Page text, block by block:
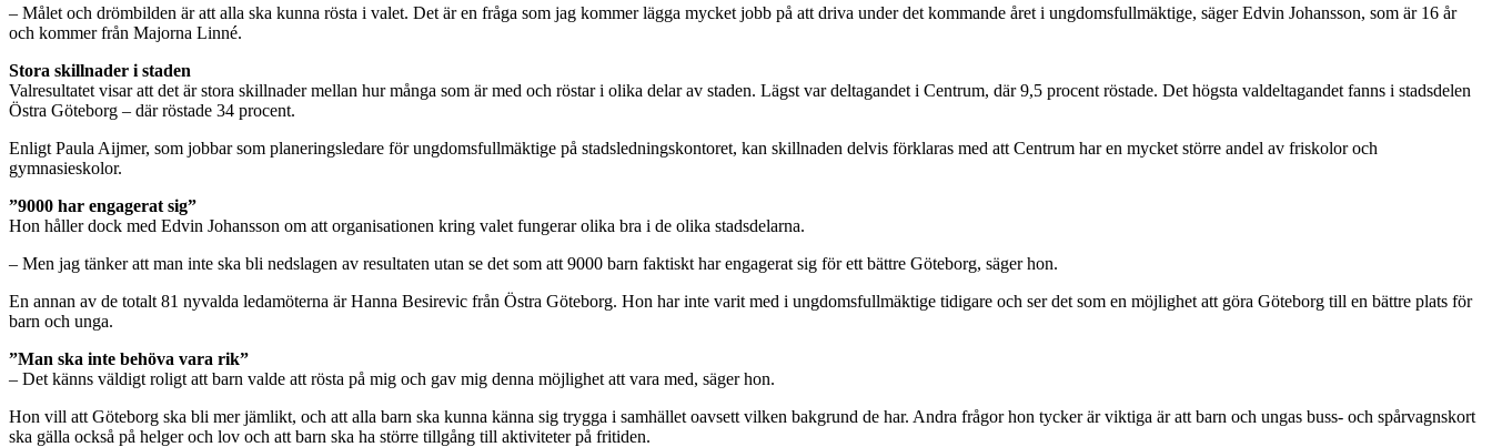
– Målet och drömbilden är att alla ska kunna rösta i valet. Det är en fråga som jag kommer lägga mycket jobb på att driva under det kommande året i ungdomsfullmäktige, säger Edvin Johansson, som är 16 år
och kommer från Majorna Linné.
Stora skillnader i staden
Valresultatet visar att det är stora skillnader mellan hur många som är med och röstar i olika delar av staden. Lägst var deltagandet i Centrum, där 9,5 procent röstade. Det högsta valdeltagandet fanns i stadsdelen
Östra Göteborg – där röstade 34 procent.
Enligt Paula Aijmer, som jobbar som planeringsledare för ungdomsfullmäktige på stadsledningskontoret, kan skillnaden delvis förklaras med att Centrum har en mycket större andel av friskolor och
gymnasieskolor.
”9000 har engagerat sig”
Hon håller dock med Edvin Johansson om att organisationen kring valet fungerar olika bra i de olika stadsdelarna.
– Men jag tänker att man inte ska bli nedslagen av resultaten utan se det som att 9000 barn faktiskt har engagerat sig för ett bättre Göteborg, säger hon.
En annan av de totalt 81 nyvalda ledamöterna är Hanna Besirevic från Östra Göteborg. Hon har inte varit med i ungdomsfullmäktige tidigare och ser det som en möjlighet att göra Göteborg till en bättre plats för
barn och unga.
”Man ska inte behöva vara rik”
– Det känns väldigt roligt att barn valde att rösta på mig och gav mig denna möjlighet att vara med, säger hon.
Hon vill att Göteborg ska bli mer jämlikt, och att alla barn ska kunna känna sig trygga i samhället oavsett vilken bakgrund de har. Andra frågor hon tycker är viktiga är att barn och ungas buss- och spårvagnskort
ska gälla också på helger och lov och att barn ska ha större tillgång till aktiviteter på fritiden.